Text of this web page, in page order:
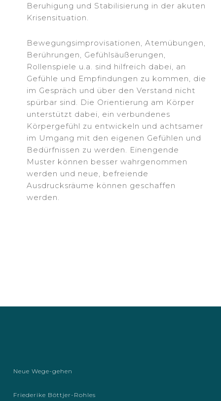
Beruhigung und Stabilisierung in der akuten
Krisensituation.
Bewegungsimprovisationen, Atemübungen,
Berührungen, Gefühlsäußerungen,
Rollenspiele u.a. sind hilfreich dabei, an
Gefühle und Empfindungen zu kommen, die
im Gespräch und über den Verstand nicht
spürbar sind. Die Orientierung am Körper
unterstützt dabei, ein verbundenes
Körpergefühl zu entwickeln und achtsamer
im Umgang mit den eigenen Gefühlen und
Bedürfnissen zu werden. Einengende
Muster können besser wahrgenommen
werden und neue, befreiende
Ausdrucksräume können geschaffen
werden.
Neue Wege-gehen
Friederike Böttjer-Rohles